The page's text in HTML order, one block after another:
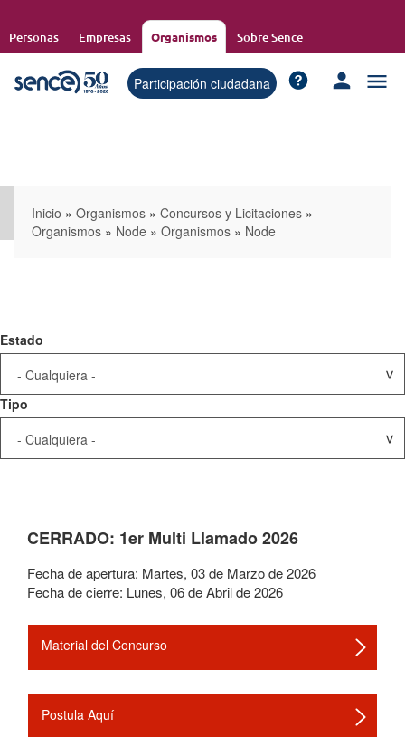
contenido
Personas Empresas Organismos Sobre Sence
Participación ciudadana
Inicio » Organismos » Concursos y Licitaciones »
Organismos » Node » Organismos » Node
Estado
Tipo
CERRADO: 1er Multi Llamado 2026
Fecha de apertura: Martes, 03de Marzode2026
Fecha de cierre: Lunes, 06deAbrilde2026
Material del Concurso
Postula Aquí